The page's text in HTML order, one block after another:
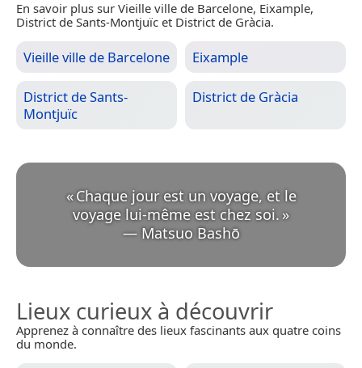
En savoir plus sur Vieille ville de Barcelone, Eixample,
District de Sants-Montjuïc et District de Gràcia.
Vieille ville de Barcelone Eixample
District de Sants-
Montjuïc
District de Gràcia
«Chaque jour est un voyage, et le
voyage lui-même est chez soi.
— Matsuo Bashō
Lieux curieux à découvrir
Apprenez à connaître des lieux fascinants aux quatre coins
du monde.